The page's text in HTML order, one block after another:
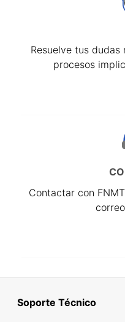
Resuelve tus
procesos
Contactar con
Soporte Técnico